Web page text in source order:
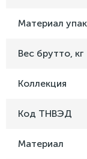
Материал
Вес брутто, кг
Коллекция
Код ТНВЭД
Материал